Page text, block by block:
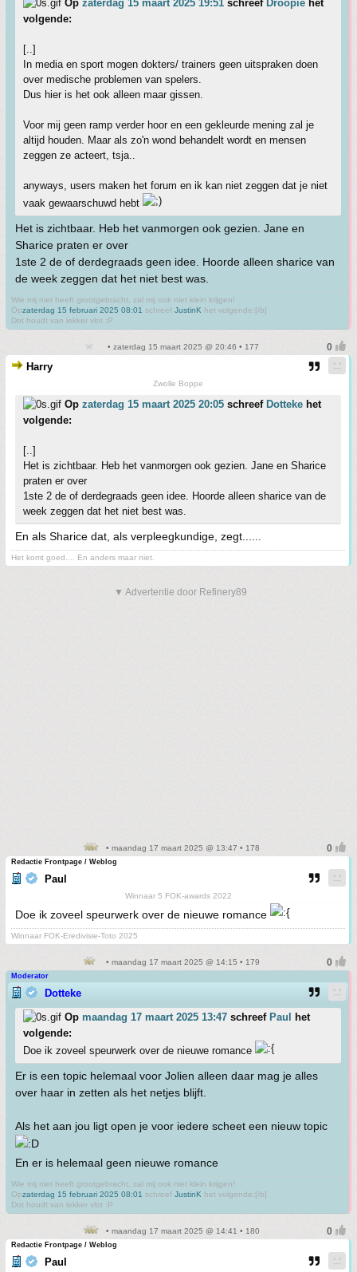
Op zaterdag 15 maart 2025 19:51 schreef Droopie het
volgende:
[..]
In media en sport mogen dokters/ trainers geen uitspraken doen
over medische problemen van spelers.
Dus hier is het ook alleen maar gissen.
Voor mij geen ramp verder hoor en een gekleurde mening zal je
altijd houden. Maar als zo'n wond behandelt wordt en mensen
zeggen ze acteert, tsja..
anyways, users maken het forum en ik kan niet zeggen dat je niet
vaak gewaarschuwd hebt
Het is zichtbaar. Heb het vanmorgen ook gezien. Jane en
Sharice praten er over
1ste 2 de of derdegraads geen idee. Hoorde alleen sharice van
de week zeggen dat het niet best was.
Wie mij niet heeft grootgebracht, zal mij ook niet klein krijgen!
Opzaterdag 15 februari 2025 08:01 schreef JustinK het volgende:[/b]
Dot houdt van lekker vlot :P
• zaterdag 15 maart 2025 @ 20:46 • 177
Harry
Zwolle Boppe
Op zaterdag 15 maart 2025 20:05 schreef Dotteke het
volgende:
[..]
Het is zichtbaar. Heb het vanmorgen ook gezien. Jane en Sharice
praten er over
1ste 2 de of derdegraads geen idee. Hoorde alleen sharice van de
week zeggen dat het niet best was.
En als Sharice dat, als verpleegkundige, zegt......
Het komt goed.... En anders maar niet.
▼ Advertentie door Refinery89
• maandag 17 maart 2025 @ 13:47 • 178
Redactie Frontpage / Weblog
Paul
Winnaar 5 FOK-awards 2022
Doe ik zoveel speurwerk over de nieuwe romance
Winnaar FOK-Eredivisie-Toto 2025
• maandag 17 maart 2025 @ 14:15 • 179
Moderator
Dotteke
Op maandag 17 maart 2025 13:47 schreef Paul
het
volgende:
Doe ik zoveel speurwerk over de nieuwe romance
Er is een topic helemaal voor Jolien alleen daar mag je alles
over haar in zetten als het netjes blijft.
Als het aan jou ligt open je voor iedere scheet een nieuw topic
En er is helemaal geen nieuwe romance
Wie mij niet heeft grootgebracht, zal mij ook niet klein krijgen!
Opzaterdag 15 februari 2025 08:01 schreef JustinK het volgende:[/b]
Dot houdt van lekker vlot :P
• maandag 17 maart 2025 @ 14:41 • 180
Redactie Frontpage / Weblog
Paul